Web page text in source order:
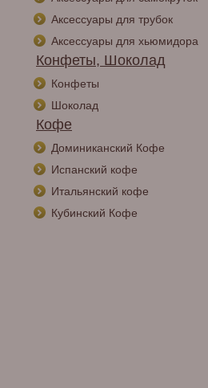
Аксессуары для трубок
Аксессуары для хьюмидора
Конфеты, Шоколад
Конфеты
Шоколад
Кофе
Доминиканский Кофе
Испанский кофе
Итальянский кофе
Кубинский Кофе